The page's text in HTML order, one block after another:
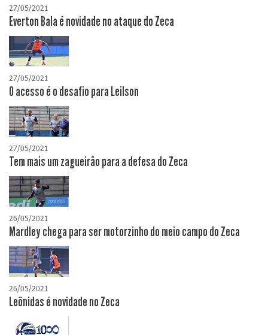
27/05/2021
Everton Bala é novidade no ataque do Zeca
27/05/2021
O acesso é o desafio para Leilson
27/05/2021
Tem mais um zagueirão para a defesa do Zeca
26/05/2021
Mardley chega para ser motorzinho do meio campo do Zeca
26/05/2021
Leônidas é novidade no Zeca